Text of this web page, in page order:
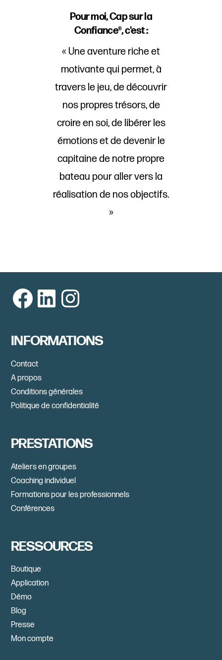
Pour moi, Cap sur la
Confiance®, c'est :
« Une aventure riche et
motivante qui permet, à
travers le jeu, de découvrir
nos propres trésors, de
croire en soi, de libérer les
émotions et de devenir le
capitaine de notre propre
bateau pour aller vers la
réalisation de nos objectifs.
»
Facebook
LinkedIn
Instagram
INFORMATIONS
Contact
A propos
Conditions générales
Politique de confidentialité
PRESTATIONS
Ateliers en groupes
Coaching individuel
Formations pour les professionnels
Conférences
RESSOURCES
Boutique
Application
Démo
Blog
Presse
Mon compte